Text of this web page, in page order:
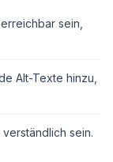
sein,
Alt-Texte hinzu,
sein.